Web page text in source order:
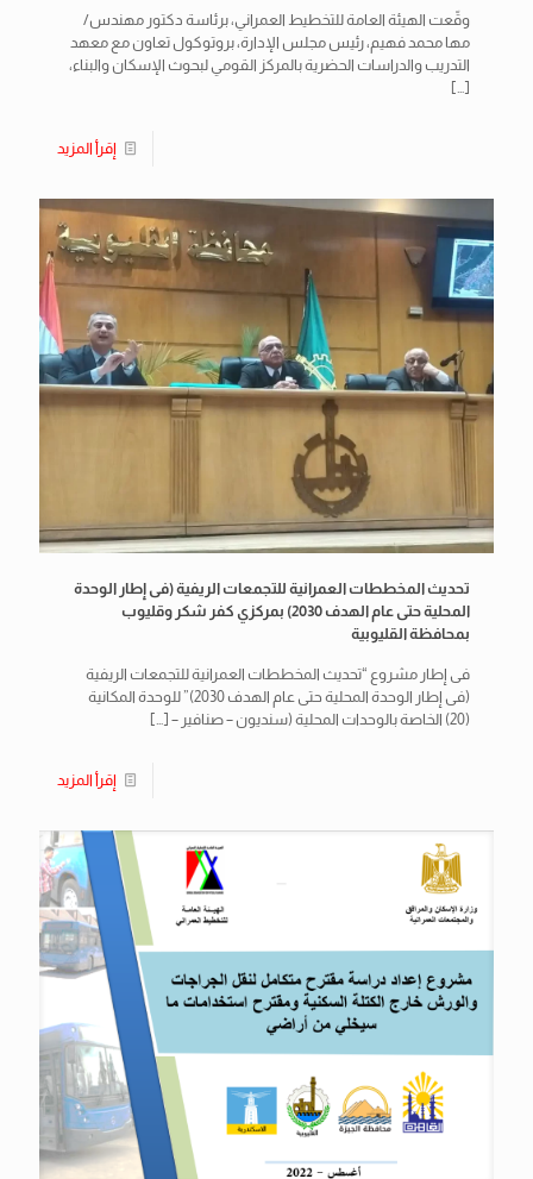
وقّعت الهيئة العامة للتخطيط العمراني، برئاسة دكتور مهندس/
مها محمد فهيم، رئيس مجلس الإدارة، بروتوكول تعاون مع معهد
التدريب والدراسات الحضرية بالمركز القومي لبحوث الإسكان والبناء،
[…]
إقرأ المزيد
تحديث المخططات العمرانية للتجمعات الريفية (فى إطار الوحدة
المحلية حتى عام الهدف 2030) بمركزي كفر شكر وقليوب
بمحافظة القليوبية
فى إطار مشروع “تحديث المخططات العمرانية للتجمعات الريفية
(فى إطار الوحدة المحلية حتى عام الهدف 2030)” للوحدة المكانية
(20) الخاصة بالوحدات المحلية (سنديون – صنافير –
[…]
إقرأ المزيد